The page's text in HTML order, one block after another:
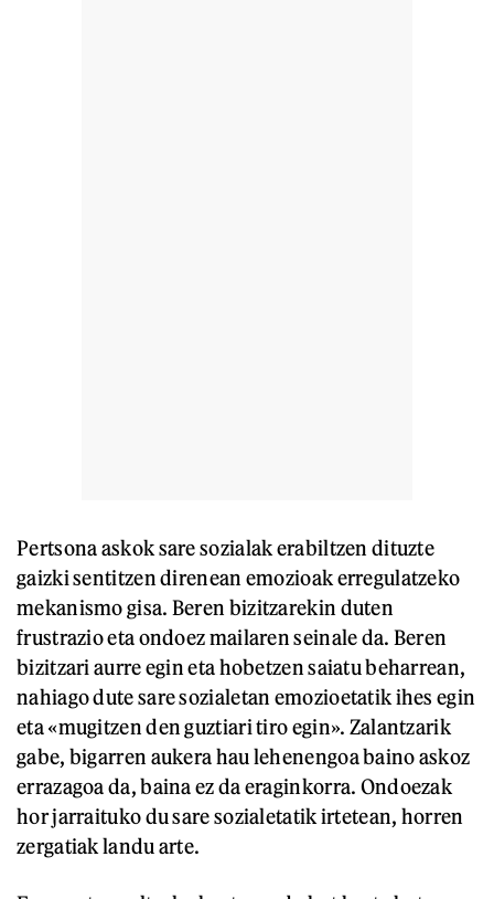
Pertsona askok sare sozialak erabiltzen dituzte
gaizki sentitzen direnean emozioak erregulatzeko
mekanismo gisa. Beren bizitzarekin duten
frustrazio eta ondoez mailaren seinale da. Beren
bizitzari aurre egin eta hobetzen saiatu beharrean,
nahiago dute sare sozialetan emozioetatik ihes egin
eta «mugitzen den guztiari tiro egin». Zalantzarik
gabe, bigarren aukera hau lehenengoa baino askoz
errazagoa da, baina ez da eraginkorra. Ondoezak
hor jarraituko du sare sozialetatik irtetean, horren
zergatiak landu arte.